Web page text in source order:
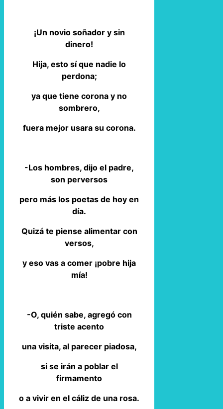
¡Un novio soñador y sin
dinero!
Hija, esto sí que nadie lo
perdona;
ya que tiene corona y no
sombrero,
fuera mejor usara su corona.
-Los hombres, dijo el padre,
son perversos
pero más los poetas de hoy en
día.
Quizá te piense alimentar con
versos,
y eso vas a comer ¡pobre hija
mía!
-O, quién sabe, agregó con
triste acento
una visita, al parecer piadosa,
si se irán a poblar el
firmamento
o a vivir en el cáliz de una rosa.